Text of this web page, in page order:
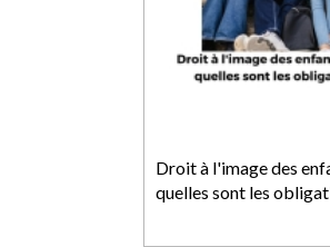
Droit à l'image des
quelles sont les